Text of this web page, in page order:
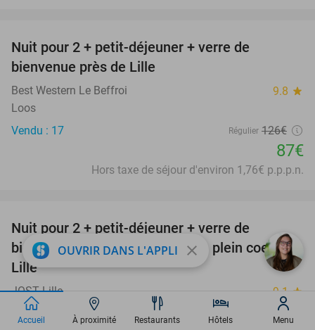
Nuit pour 2 + petit-déjeuner + verre de
bienvenue près de Lille
Best Western Le Beffroi 9.8 star
Loos
Vendu : 17
Régulier 126€
87€
Hors taxe de séjour d'environ 1,76€ p.p.p.n.
15%
Nuit pour 2 + petit-déjeuner + verre de
bienvenue + check-out tardif en plein coeur de
Lille
JOST Lille 9.1 star
Lille
OUVRIR DANS L'APPLI close
Accueil À proximité Restaurants Hôtels Menu